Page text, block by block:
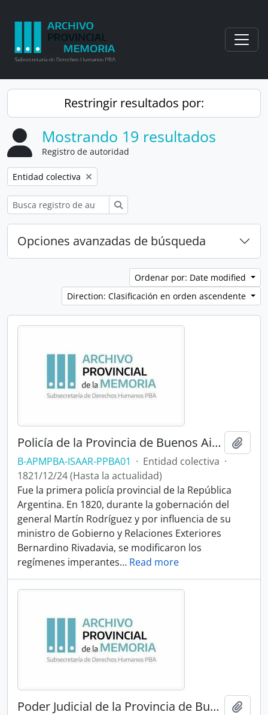
Restringir resultados por:
Mostrando 19 resultados
Registro de autoridad
Remove filter:
Entidad colectiva
Opciones avanzadas de búsqueda
Ordenar por: Date modified
Direction: Clasificación en orden ascendente
Policía de la Provincia de Buenos Aires
B-APMPBA-ISAAR-PPBA01 · Entidad colectiva ·
1821/12/24 (Hasta la actualidad)
Fue la primera policía provincial de la República
Argentina. En 1820, durante la gobernación del
general Martín Rodríguez y por influencia de su
ministro de Gobierno y Relaciones Exteriores
Bernardino Rivadavia, se modificaron los
regímenes imperantes… Read more
Poder Judicial de la Provincia de Buenos Aires